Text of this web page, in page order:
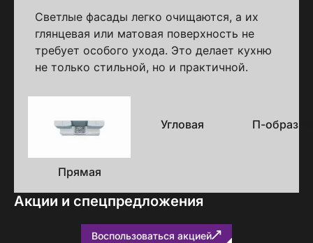
Светлые фасады легко очищаются, а их
глянцевая или матовая поверхность не
требует особого ухода. Это делает кухню
не только стильной, но и практичной.
исполнения
Прямая
Угловая П-
Акции и спецпредложения
Воспользоваться акцией